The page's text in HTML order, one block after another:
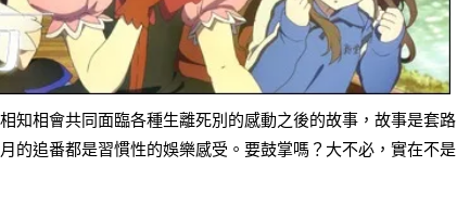
知相會共同面臨各種生離死別的感動之後的故事，故事是套路
的追番都是習慣性的娛樂感受。要鼓掌嗎？大不必，實在不是